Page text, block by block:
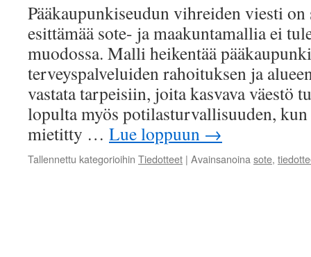
Pääkaupunkiseudun vihreiden viesti
esittämää sote- ja maakuntamallia ei
muodossa. Malli heikentää
terveyspalveluiden rahoituksen ja
vastata tarpeisiin, joita kasvava väestö
lopulta myös potilasturvallisuuden,
mietitty … Lue loppuun →
Tallennettu kategorioihin Tiedotteet | Avainsanoina sote,